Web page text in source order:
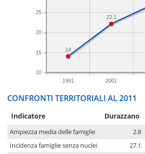
1991 2001
10
15
20
25
22.1
14
CONFRONTI TERRITORIALI AL 2011
Indicatore Durazzano
Ampiezza media delle famiglie 2.8
Incidenza famiglie senza nuclei
27.1